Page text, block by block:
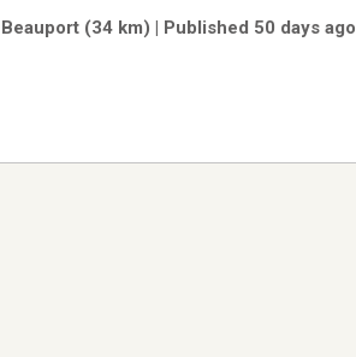
Beauport (34 km) | Published 50 days ago